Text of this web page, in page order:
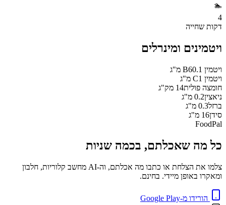
🏊
4
דקות שחייה
ויטמינים ומינרלים
ויטמין B6 0.1
מ"ג
ויטמין C 1
מ"ג
חומצה פולית14 מק"ג
ניאצין0.2 מ"ג
ברזל0.3 מ"ג
סידן16 מ"ג
FoodPal
כל מה שאכלתם, בכמה שניות
צלמו את הצלחת או כתבו מה אכלתם, וה-AI מחשב קלוריות, חלבון
ומאקרו באופן מיידי. בחינם.
הורידו מ-Google Play